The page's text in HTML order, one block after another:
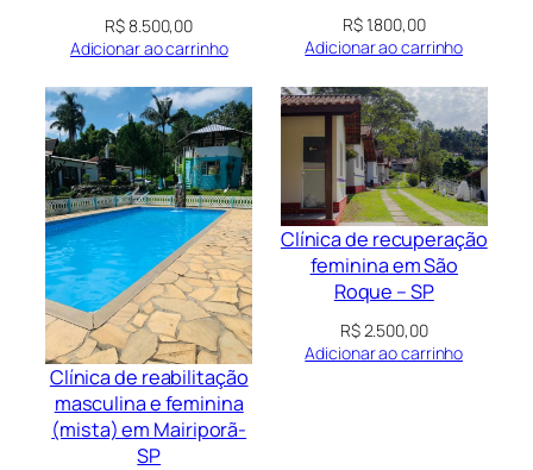
R$8.500,00
Adicionar ao carrinho
R$1.800,00
Adicionar ao carrinho
Clínica de reabilitação
masculina e feminina
(mista) em Mairiporã-
SP
Clínica de recuperação
feminina em São
Roque – SP
R$2.500,00
Adicionar ao carrinho